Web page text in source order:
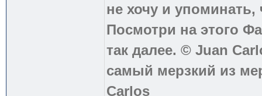
не хочу и
Посмотри на этого
так далее. © Juan
самый мерзкий из
Carlos